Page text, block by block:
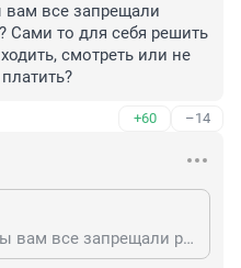
вам все запрещали
Сами то для себя решить
смотреть или не
+60 –14
Гость, так нравится чтобы вам все запрещали различные министерства? Сами то для себя решить не можете, ходить или не ходить, смотреть или не смотреть, платить или не платить?